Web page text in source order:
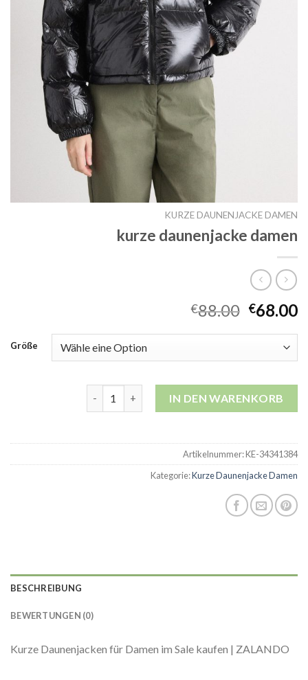
KURZE DAUNENJACKE DAMEN
kurze daunenjacke damen
€88.00 €68.00
Größe
IN DEN WARENKORB
Artikelnummer:KE-34341384
Kategorie:Kurze Daunenjacke Damen
BESCHREIBUNG
BEWERTUNGEN (0)
Kurze Daunenjacken für Damen im Sale kaufen | ZALANDO